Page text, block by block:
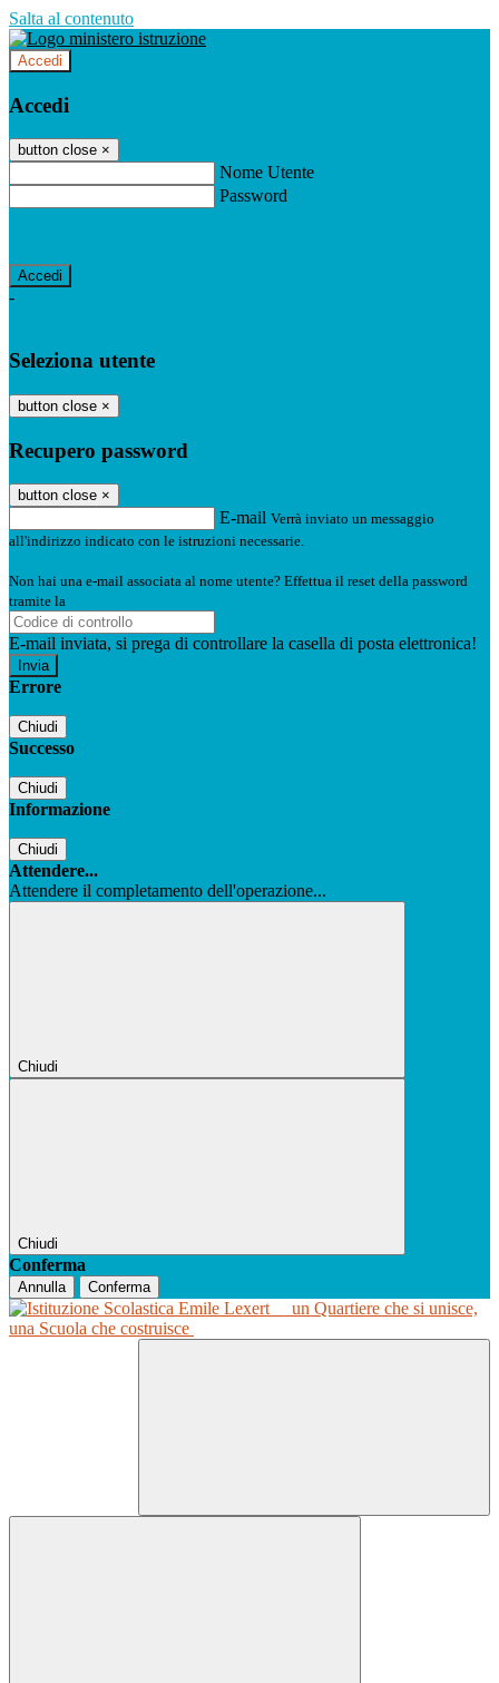
Salta al contenuto
Accedi
Accedi
button close ×
Nome Utente
Password
-
Seleziona utente
button close ×
Recupero password
button close ×
E-mail Verrà inviato un messaggio
all'indirizzo indicato con le istruzioni necessarie.
Non hai una e-mail associata al nome utente? Effettua il reset della password
tramite la
E-mail inviata, si prega di controllare la casella di posta elettronica!
Errore
Chiudi
Successo
Chiudi
Informazione
Chiudi
Attendere...
Attendere il completamento dell'operazione...
Chiudi
Chiudi
Conferma
Annulla Conferma
un Quartiere che si unisce,
una Scuola che costruisce